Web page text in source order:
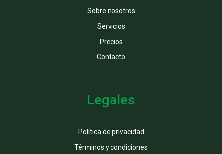
Sobre nosotros
Servicios
Precios
Contacto
Legales
Política de privacidad
Términos y condiciones